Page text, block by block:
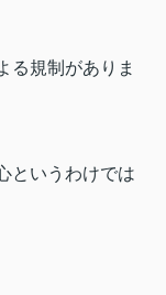
る規制がありま
というわけでは